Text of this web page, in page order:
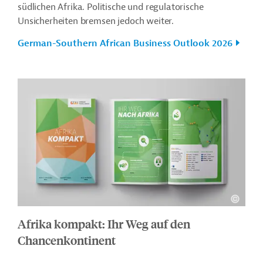
südlichen Afrika. Politische und regulatorische
Unsicherheiten bremsen jedoch weiter.
German-Southern African Business Outlook 2026
Afrika kompakt: Ihr Weg auf den
Chancenkontinent